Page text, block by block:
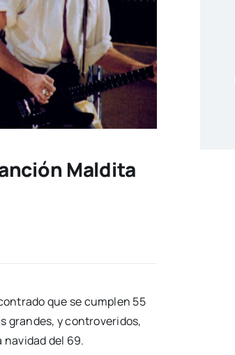
Maldita
que se cumplen 55
grandes, y controveridos,
navidad del 69.